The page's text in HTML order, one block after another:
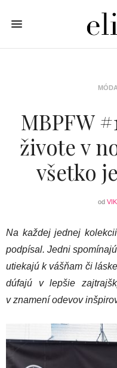
MÓDA
MBPFW
živote v
všetko
od
Na každej jednej
podpísal. Jedni
utiekajú k vášňam či
dúfajú v lepšie
v znamení odevov